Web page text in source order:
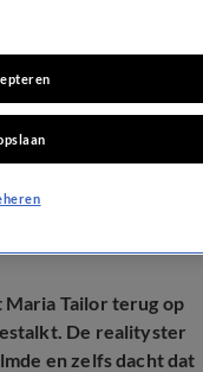
beelden'
Tailor terug op
De realityster
en zelfs dacht dat